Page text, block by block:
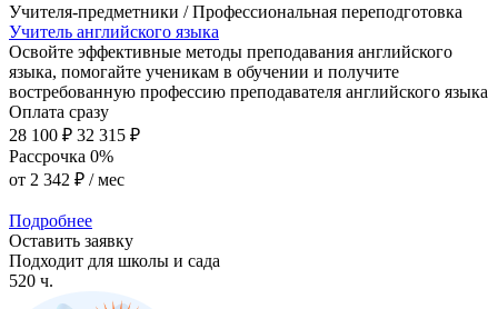
Учителя-предметники / Профессиональная переподготовка
Учитель английского языка
Освойте эффективные методы преподавания английского
языка, помогайте ученикам в обучении и получите
востребованную профессию преподавателя английского языка
Оплата сразу
28 100 ₽ 32 315 ₽
Рассрочка 0%
от 2 342 ₽ / мес
Подробнее
Оставить заявку
Подходит для школы и сада
520 ч.